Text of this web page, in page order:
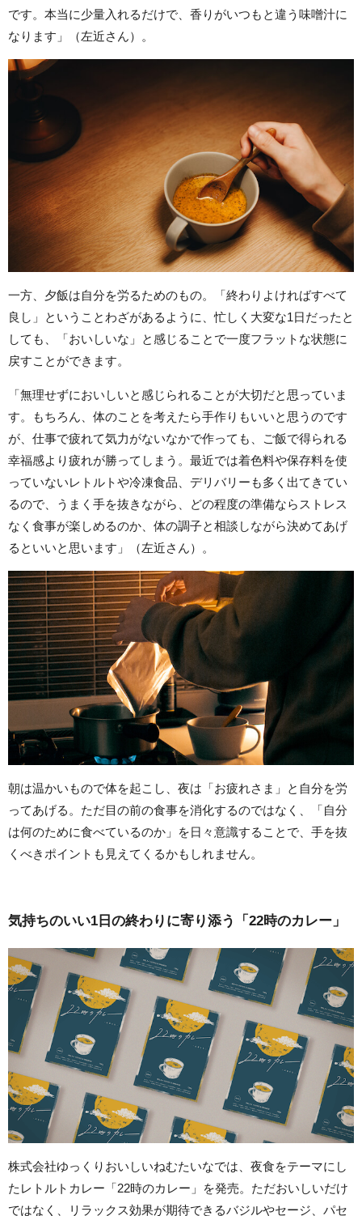
です。本当に少量入れるだけで、香りがいつもと違う味噌汁に
なります」（左近さん）。
一方、夕飯は自分を労るためのもの。「終わりよければすべて
良し」ということわざがあるように、忙しく大変な1日だったと
しても、「おいしいな」と感じることで一度フラットな状態に
戻すことができます。
「無理せずにおいしいと感じられることが大切だと思っていま
す。もちろん、体のことを考えたら手作りもいいと思うのです
が、仕事で疲れて気力がないなかで作っても、ご飯で得られる
幸福感より疲れが勝ってしまう。最近では着色料や保存料を使
っていないレトルトや冷凍食品、デリバリーも多く出てきてい
るので、うまく手を抜きながら、どの程度の準備ならストレス
なく食事が楽しめるのか、体の調子と相談しながら決めてあげ
るといいと思います」（左近さん）。
朝は温かいもので体を起こし、夜は「お疲れさま」と自分を労
ってあげる。ただ目の前の食事を消化するのではなく、「自分
は何のために食べているのか」を日々意識することで、手を抜
くべきポイントも見えてくるかもしれません。
気持ちのいい1日の終わりに寄り添う「22時のカレー」
株式会社ゆっくりおいしいねむたいなでは、夜食をテーマにし
たレトルトカレー「22時のカレー」を発売。ただおいしいだけ
ではなく、リラックス効果が期待できるバジルやセージ、パセ